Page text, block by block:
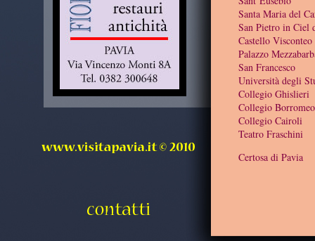
Santa Maria del
San Pietro in Ciel
Castello Visconteo
Palazzo
San Francesco
Università degli
Collegio Ghislieri
Collegio Borromeo
Collegio Cairoli
Teatro Fraschini
Certosa di Pavia